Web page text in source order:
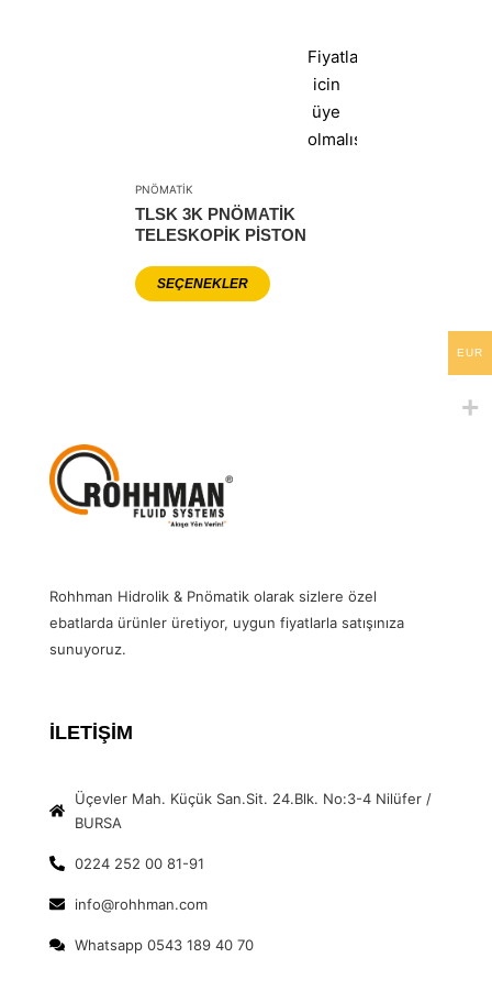
Fiyatlar
icin
üye
olmalısınız
PNÖMATIK
TLSK 3K PNÖMATIK
TELESKOPIK PISTON
SEÇENEKLER
Rohhman Hidrolik & Pnömatik olarak sizlere özel
ebatlarda ürünler üretiyor, uygun fiyatlarla satışınıza
sunuyoruz.
İLETİŞİM
Üçevler Mah. Küçük San.Sit. 24.Blk. No:3-4 Nilüfer /
BURSA
0224 252 00 81-91
info@rohhman.com
Whatsapp 0543 189 40 70
EUR